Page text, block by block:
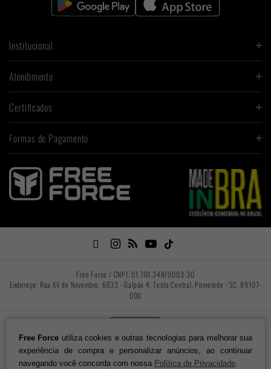
Free Force utiliza cookies e outras tecnologias para melhorar sua
experiência de compra e personalizar anúncios, ao continuar
navegando você concorda com nossa Política de Privacidade
Institucional
Atendimento
Certificados
Formas de Pagamento

Free Force / CNPJ: 01.701.348/0003-30
Endereço: Rua XV de Novembro, 6633 - Galpão 4. Testo Central. Pomerode - SC, 89107-
000